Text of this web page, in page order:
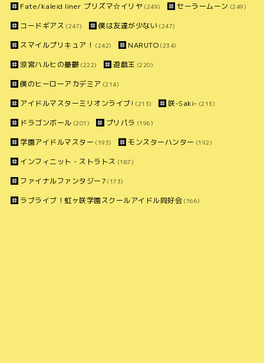
Fate/kaleid liner プリズマ☆イリヤ (249) セーラームーン (249)
コードギアス (247) 僕は友達が少ない (247)
スマイルプリキュア！ (242) NARUTO (234)
涼宮ハルヒの憂鬱 (222) 遊戯王 (220)
僕のヒーローアカデミア (214)
アイドルマスターミリオンライブ! (213) 咲-Saki- (213)
ドラゴンボール (201) プリパラ (196)
学園アイドルマスター (193) モンスターハンター (192)
インフィニット・ストラトス (187)
ファイナルファンタジー7 (173)
ラブライブ！虹ヶ咲学園スクールアイドル同好会 (166)